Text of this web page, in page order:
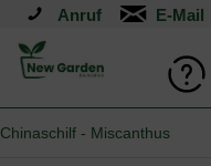
Anruf
Chinaschilf - Miscanthus